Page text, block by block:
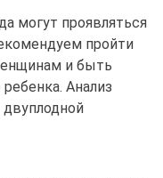
могут проявляться
пройти
и быть
Анализ